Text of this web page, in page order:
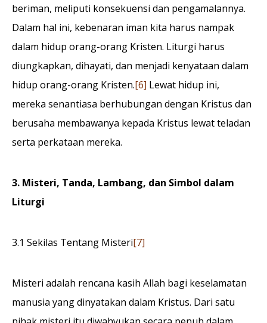
beriman, meliputi konsekuensi dan pengamalannya.
Dalam hal ini, kebenaran iman kita harus nampak
dalam hidup orang-orang Kristen. Liturgi harus
diungkapkan, dihayati, dan menjadi kenyataan dalam
hidup orang-orang Kristen.[6] Lewat hidup ini,
mereka senantiasa berhubungan dengan Kristus dan
berusaha membawanya kepada Kristus lewat teladan
serta perkataan mereka.
3. Misteri, Tanda, Lambang, dan Simbol dalam
Liturgi
3.1 Sekilas Tentang Misteri[7]
Misteri adalah rencana kasih Allah bagi keselamatan
manusia yang dinyatakan dalam Kristus. Dari satu